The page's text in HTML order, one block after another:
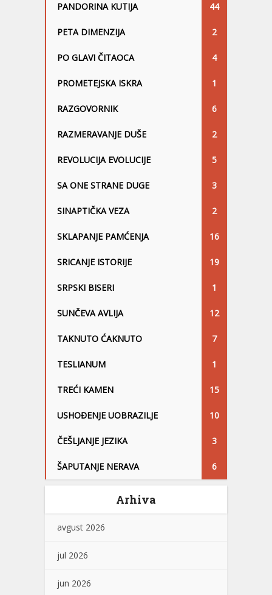
PANDORINA KUTIJA 44
PETA DIMENZIJA 2
PO GLAVI ČITAOCA 4
PROMETEJSKA ISKRA 1
RAZGOVORNIK 6
RAZMERAVANJE DUŠE 2
REVOLUCIJA EVOLUCIJE 5
SA ONE STRANE DUGE 3
SINAPTIČKA VEZA 2
SKLAPANJE PAMĆENJA 16
SRICANJE ISTORIJE 19
SRPSKI BISERI 1
SUNČEVA AVLIJA 12
TAKNUTO ĆAKNUTO 7
TESLIANUM 1
TREĆI KAMEN 15
USHOĐENJE UOBRAZILJE 10
ČEŠLJANJE JEZIKA 3
ŠAPUTANJE NERAVA 6
Arhiva
avgust 2026
jul 2026
jun 2026